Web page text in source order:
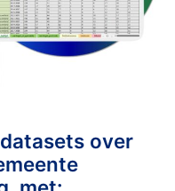
over